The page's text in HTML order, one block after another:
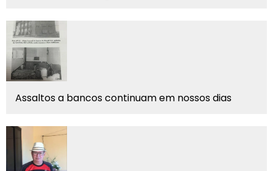
Assaltos a bancos continuam em nossos dias